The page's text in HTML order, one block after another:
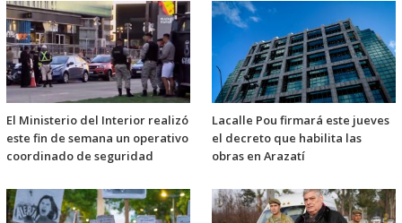
El Ministerio del Interior realizó
este fin de semana un operativo
coordinado de seguridad
Lacalle Pou firmará este jueves
el decreto que habilita las
obras en Arazatí